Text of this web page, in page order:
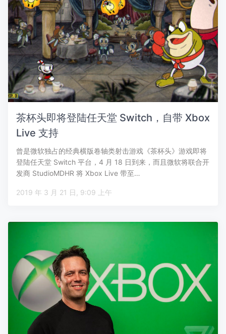
茶杯头即将登陆任天堂 Switch，自带 Xbox
Live 支持
曾是微软独占的经典横版卷轴类射击游戏《茶杯头》游戏即将
登陆任天堂 Switch 平台，4 月 18 日到来，而且微软将联合开
发商 StudioMDHR 将 Xbox Live 带至…
2019 年 3 月 21 日, 9:09 上午